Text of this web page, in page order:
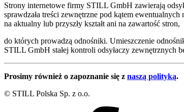
Strony internetowe firmy STILL GmbH zawierają
sprawdzała treści zewnętrzne pod kątem
na aktualny lub przyszły kształt ani na zawartość stron,
do których prowadzą odnośniki. Umieszczenie
STILL GmbH stałej kontroli odsyłaczy zewnętrznych
Prosimy również o zapoznanie się z naszą polityką.
© STILL Polska Sp. z o.o.